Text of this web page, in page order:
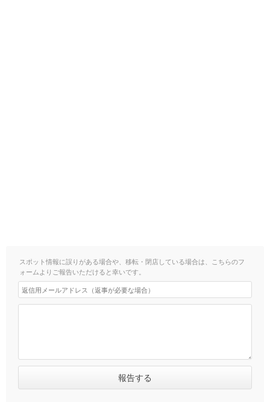
スポット情報に誤りがある場合や、移転・閉店している場合は、こちらのフ
ォームよりご報告いただけると幸いです。